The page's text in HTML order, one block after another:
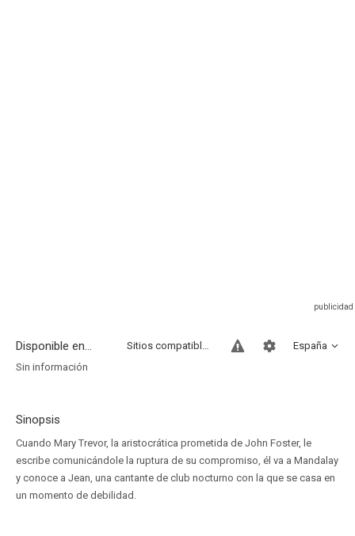
Disponible en... España
Sitios compatibles
Sin información
Sinopsis
Cuando Mary Trevor, la aristocrática prometida de John Foster, le
escribe comunicándole la ruptura de su compromiso, él va a Mandalay
y conoce a Jean, una cantante de club nocturno con la que se casa en
un momento de debilidad.